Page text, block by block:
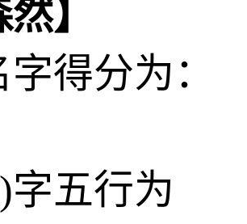
】
得分为：
字五行为